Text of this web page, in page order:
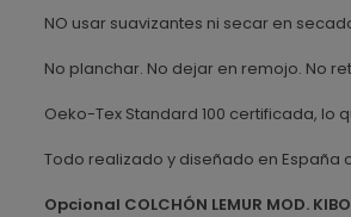
NO usar suavizantes ni secar en
No planchar. No dejar en remojo. No
Oeko-Tex Standard 100 certificada,
Todo realizado y diseñado en
Opcional COLCHÓN LEMUR MOD.